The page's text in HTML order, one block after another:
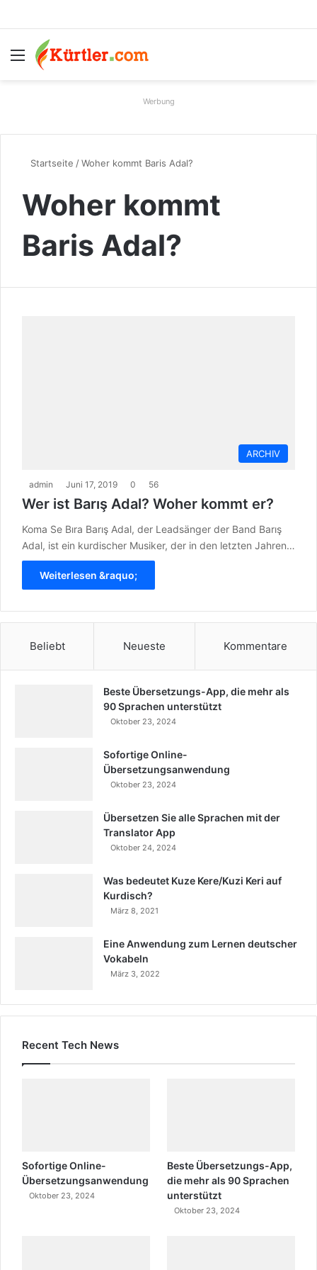
Menü
Werbung
Startseite /Woher kommt Baris Adal?
Woher kommt
Baris Adal?
ARCHIV
admin Juni 17, 2019 0 56
Wer ist Barış Adal? Woher kommt er?
Koma Se Bıra Barış Adal, der Leadsänger der Band Barış
Adal, ist ein kurdischer Musiker, der in den letzten Jahren…
Weiterlesen &raquo;
Beliebt Neueste Kommentare
Beste Übersetzungs-App, die mehr als
90 Sprachen unterstützt
Oktober 23, 2024
Sofortige Online-
Übersetzungsanwendung
Oktober 23, 2024
Übersetzen Sie alle Sprachen mit der
Translator App
Oktober 24, 2024
Was bedeutet Kuze Kere/Kuzi Keri auf
Kurdisch?
März 8, 2021
Eine Anwendung zum Lernen deutscher
Vokabeln
März 3, 2022
Recent Tech News
Sofortige Online-
Übersetzungsanwendung
Oktober 23, 2024
Beste Übersetzungs-App,
die mehr als 90 Sprachen
unterstützt
Oktober 23, 2024